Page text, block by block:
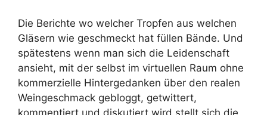
Die Berichte wo welcher Tropfen aus welchen
Gläsern wie geschmeckt hat füllen Bände. Und
spätestens wenn man sich die Leidenschaft
ansieht, mit der selbst im virtuellen Raum ohne
kommerzielle Hintergedanken über den realen
Weingeschmack gebloggt, getwittert,